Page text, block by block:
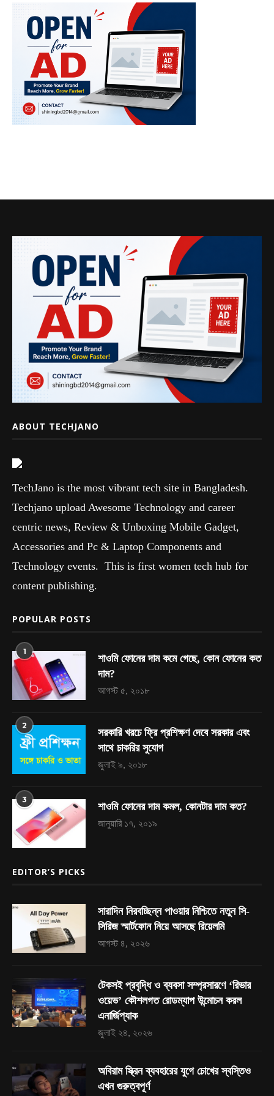
ABOUT TECHJANO
TechJano is the most vibrant tech site in Bangladesh.
Techjano upload Awesome Technology and career
centric news, Review & Unboxing Mobile Gadget,
Accessories and Pc & Laptop Components and
Technology events. This is first women tech hub for
content publishing.
POPULAR POSTS
1
শাওমি ফোনের দাম কমে গেছে, কোন ফোনের কত
দাম?
আগস্ট ৫, ২০১৮
2
সরকারি খরচে ফ্রি প্রশিক্ষণ দেবে সরকার এবং
সাথে চাকরির সুযোগ
জুলাই ৯, ২০১৮
3
শাওমি ফোনের দাম কমল, কোনটার দাম কত?
জানুয়ারি ১৭, ২০১৯
EDITOR’S PICKS
সারাদিন নিরবচ্ছিন্ন পাওয়ার নিশ্চিতে নতুন সি-
সিরিজ স্মার্টফোন নিয়ে আসছে রিয়েলমি
আগস্ট ৪, ২০২৬
টেকসই প্রবৃদ্ধি ও ব্যবসা সম্প্রসারণে ‘রিভার
ওয়েভ’ কৌশলগত রোডম্যাপ উন্মোচন করল
এনার্জিপ্যাক
জুলাই ২৪, ২০২৬
অবিরাম স্ক্রিন ব্যবহারের যুগে চোখের স্বস্তিও
এখন গুরুত্বপূর্ণ